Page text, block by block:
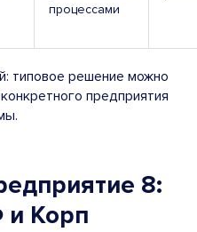
процессами
типовое решение можно
предприятия
8:
Корп